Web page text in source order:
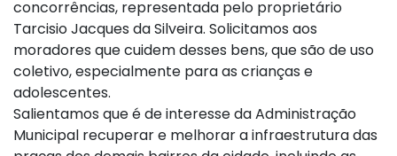
concorrências, representada pelo proprietário
Tarcisio Jacques da Silveira. Solicitamos aos
moradores que cuidem desses bens, que são de uso
coletivo, especialmente para as crianças e
adolescentes.
Salientamos que é de interesse da Administração
Municipal recuperar e melhorar a infraestrutura das